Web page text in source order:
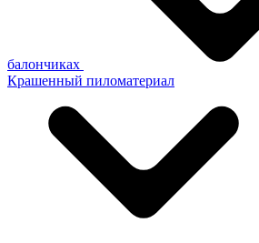
балончиках
Крашенный пиломатериал